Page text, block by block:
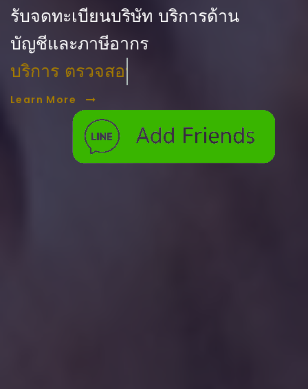
รับจดทะเบียนบริษัท บริการด้าน
บัญชีและภาษีอากร
บริการ ตรวจสอบบัญชี
Learn More